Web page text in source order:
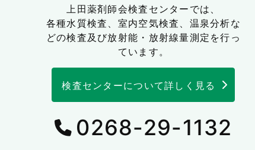
上田薬剤師会検査センターでは、
各種水質検査、室内空気検査、温泉分析な
どの検査及び放射能・放射線量測定を行っ
ています。
検査センターについて詳しく見る
0268-29-1132